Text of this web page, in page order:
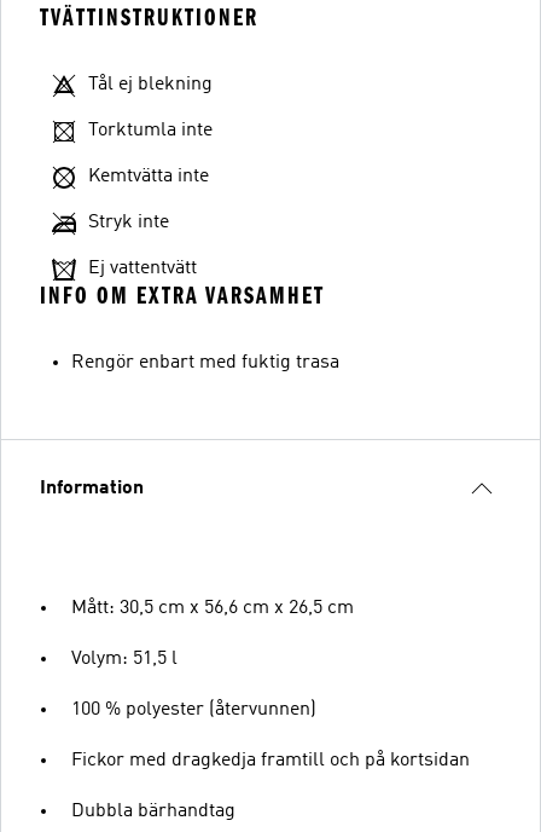
TVÄTTINSTRUKTIONER
Tål ej blekning
Torktumla inte
Kemtvätta inte
Stryk inte
Ej vattentvätt
INFO OM EXTRA VARSAMHET
Rengör enbart med fuktig trasa
Information
Mått: 30,5 cm x 56,6 cm x 26,5 cm
Volym: 51,5 l
100 % polyester (återvunnen)
Fickor med dragkedja framtill och på kortsidan
Dubbla bärhandtag